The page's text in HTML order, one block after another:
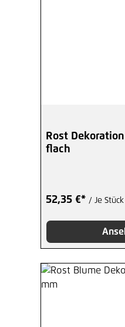
Rost
flach
52,35 €* / Je Stück